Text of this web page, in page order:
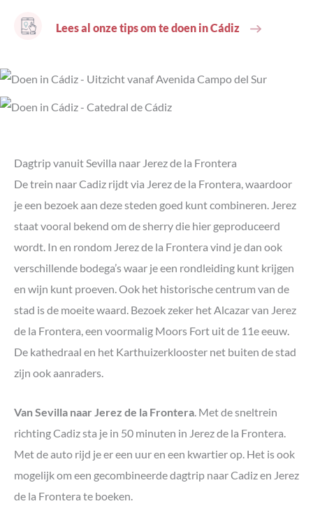
Lees al onze tips om te doen in Cádiz
Dagtripvanuit Sevilla naar Jerez de la Frontera
De trein naar Cadiz rijdt via Jerez de la Frontera, waardoor
je een bezoek aan deze steden goed kunt combineren. Jerez
staat vooral bekend om de sherry die hier geproduceerd
wordt. In en rondom Jerez de la Frontera vind je dan ook
verschillende bodega’s waar je een rondleiding kunt krijgen
en wijn kunt proeven. Ook het historische centrum van de
stad is de moeite waard. Bezoek zeker het Alcazar van Jerez
de la Frontera, een voormalig Moors Fort uit de 11e eeuw.
De kathedraal en het Karthuizerklooster net buiten de stad
zijn ook aanraders.
Van Sevilla naar Jerez de la Frontera . Met de sneltrein
richting Cadiz sta je in 50 minuten in Jerez de la Frontera.
Met de auto rijd je er een uur en een kwartier op. Het is ook
mogelijk om een gecombineerde dagtrip naar Cadiz en Jerez
de la Frontera te boeken.